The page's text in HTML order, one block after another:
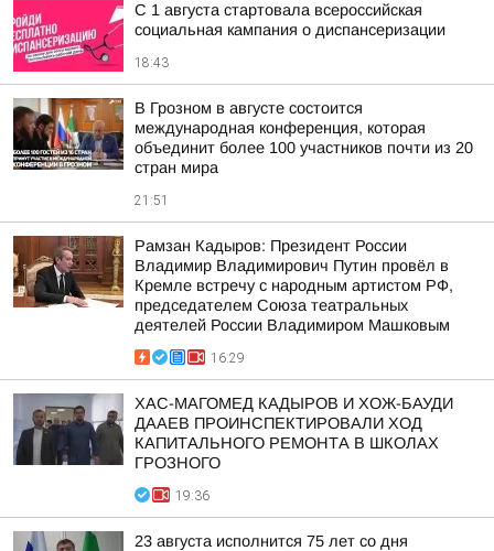
С 1 августа стартовала всероссийская
социальная кампания о диспансеризации
18:43
В Грозном в августе состоится
международная конференция, которая
объединит более 100 участников почти из 20
стран мира
21:51
Рамзан Кадыров: Президент России
Владимир Владимирович Путин провёл в
Кремле встречу с народным артистом РФ,
председателем Союза театральных
деятелей России Владимиром Машковым
16:29
ХАС-МАГОМЕД КАДЫРОВ И ХОЖ-БАУДИ
ДААЕВ ПРОИНСПЕКТИРОВАЛИ ХОД
КАПИТАЛЬНОГО РЕМОНТА В ШКОЛАХ
ГРОЗНОГО
19:36
23 августа исполнится 75 лет со дня